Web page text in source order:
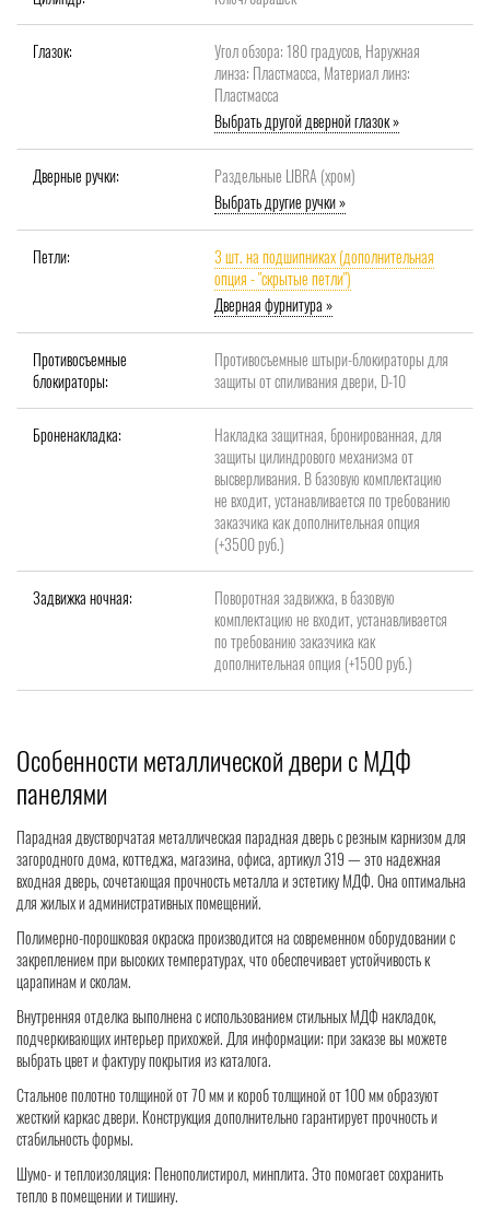
Глазок:
Угол обзора: 180 градусов, Наружная
линза: Пластмасса, Материал линз:
Пластмасса
Выбрать другой дверной глазок »
Дверные ручки:
Раздельные LIBRA (хром)
Выбрать другие ручки »
Петли:
3 шт. на подшипниках (дополнительная
опция - "скрытые петли")
Дверная фурнитура »
Противосъемные
блокираторы:
Противосъемные штыри-блокираторы для
защиты от спиливания двери, D-10
Броненакладка:
Накладка защитная, бронированная, для
защиты цилиндрового механизма от
высверливания. В базовую комплектацию
не входит, устанавливается по требованию
заказчика как дополнительная опция
(+3500 руб.)
Задвижка ночная:
Поворотная задвижка, в базовую
комплектацию не входит, устанавливается
по требованию заказчика как
дополнительная опция (+1500 руб.)
Особенности металлической двери с МДФ
панелями
Парадная двустворчатая металлическая парадная дверь с резным карнизом для
загородного дома, коттеджа, магазина, офиса, артикул 319 — это надежная
входная дверь, сочетающая прочность металла и эстетику МДФ. Она оптимальна
для жилых и административных помещений.
Полимерно-порошковая окраска производится на современном оборудовании с
закреплением при высоких температурах, что обеспечивает устойчивость к
царапинам и сколам.
Внутренняя отделка выполнена с использованием стильных МДФ накладок,
подчеркивающих интерьер прихожей. Для информации: при заказе вы можете
выбрать цвет и фактуру покрытия из каталога.
Стальное полотно толщиной от 70 мм и короб толщиной от 100 мм образуют
жесткий каркас двери. Конструкция дополнительно гарантирует прочность и
стабильность формы.
Шумо- и теплоизоляция: Пенополистирол, минплита. Это помогает сохранить
тепло в помещении и тишину.